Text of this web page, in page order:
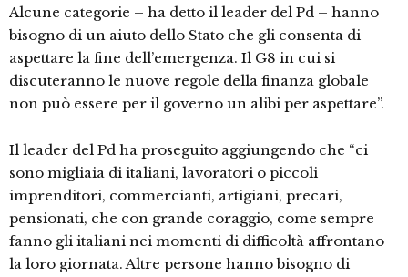
Alcune categorie – ha detto il leader del Pd – hanno
bisogno di un aiuto dello Stato che gli consenta di
aspettare la fine dell’emergenza. Il G8 in cui si
discuteranno le nuove regole della finanza globale
non può essere per il governo un alibi per aspettare”.
Il leader del Pd ha proseguito aggiungendo che “ci
sono migliaia di italiani, lavoratori o piccoli
imprenditori, commercianti, artigiani, precari,
pensionati, che con grande coraggio, come sempre
fanno gli italiani nei momenti di difficoltà affrontano
la loro giornata. Altre persone hanno bisogno di